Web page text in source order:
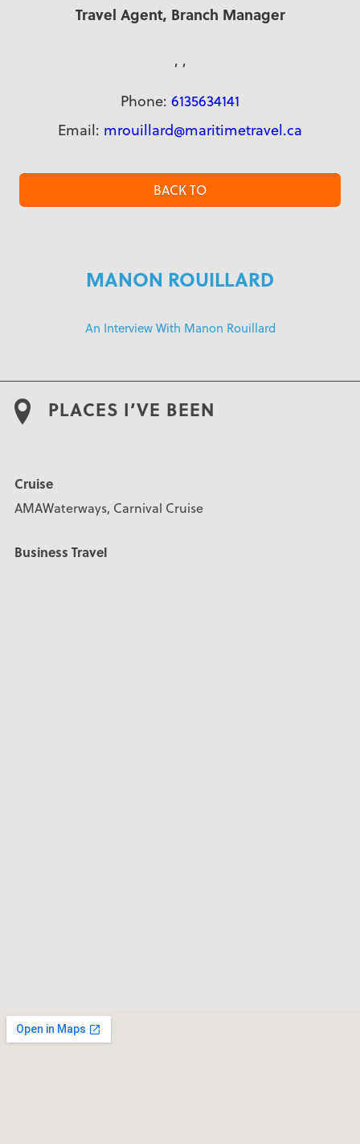
Travel Agent, Branch Manager
, ,
Phone: 6135634141
Email: mrouillard@maritimetravel.ca
BACK TO
MANON ROUILLARD
An Interview With Manon Rouillard
PLACES I’VE BEEN
Cruise
AMAWaterways, Carnival Cruise
Business Travel